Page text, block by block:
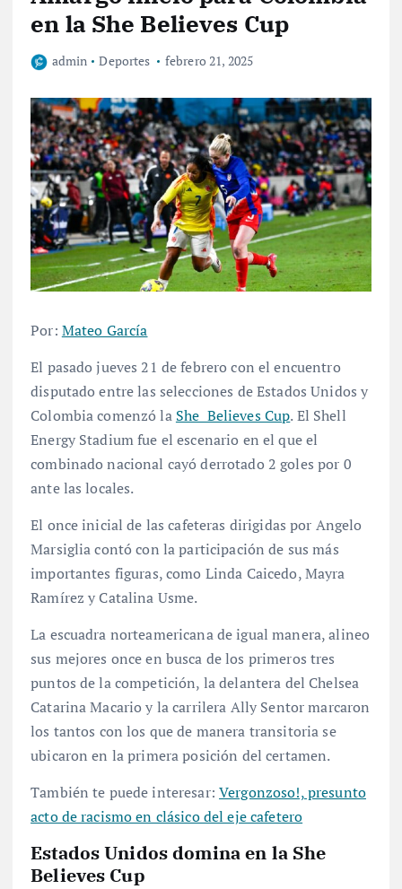
en la She Believes Cup
admin Deportes febrero 21, 2025
Por: Mateo García
El pasado jueves 21 de febrero con el encuentro
disputado entre las selecciones de Estados Unidos y
Colombia comenzó la She Believes Cup. El Shell
Energy Stadium fue el escenario en el que el
combinado nacional cayó derrotado 2 goles por 0
ante las locales.
El once inicial de las cafeteras dirigidas por Angelo
Marsiglia contó con la participación de sus más
importantes figuras, como Linda Caicedo, Mayra
Ramírez y Catalina Usme.
La escuadra norteamericana de igual manera, alineo
sus mejores once en busca de los primeros tres
puntos de la competición, la delantera del Chelsea
Catarina Macario y la carrilera Ally Sentor marcaron
los tantos con los que de manera transitoria se
ubicaron en la primera posición del certamen.
También te puede interesar:Vergonzoso!, presunto
acto de racismo en clásico del eje cafetero
Estados Unidos domina en la She
Believes Cup